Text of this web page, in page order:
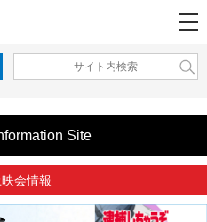
Site
会情報